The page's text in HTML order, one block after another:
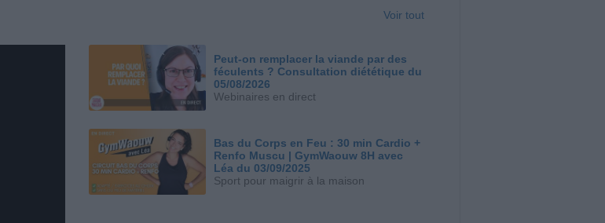
Voir tout
Peut-on remplacer la viande par des
féculents ? Consultation diététique du
05/08/2026
Webinaires en direct
Bas du Corps en Feu : 30 min Cardio +
Renfo Muscu | GymWaouw 8H avec
Léa du 03/09/2025
Sport pour maigrir à la maison